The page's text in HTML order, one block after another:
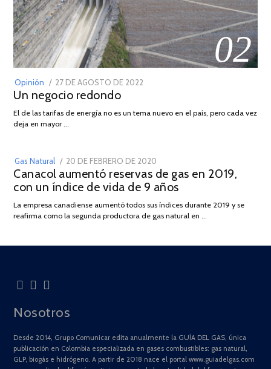
02
Opinión
POSTED
ON
27 DE AGOSTO DE 2022
DE
Un negocio redondo
El de las tarifas de energía no es un tema nuevo en el país, pero cada vez
deja en mayor …
03
Gas Natural
POSTED
ON
20 DE FEBRERO DE 2020
DE
JULIO
2025
Canacol aumentó reservas de gas en 2019,
con un índice de vida de 9 años
La empresa canadiense aumentó todos sus índices durante 2019 y se
reafirma como la segunda productora de gas natural en …
Nosotros
Desde 2014, Grupo Comunicar edita anualmente la GUÍA DEL GAS, única
publicación en Colombia especializada en gases combustibles: gas natural,
GLP, biogás e hidrógeno. A partir de 2018 nace el portal www.guiadelgas.com